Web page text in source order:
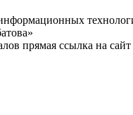
прямая ссылка на сайт